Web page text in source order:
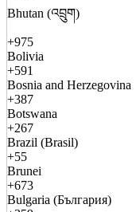
Bhutan (འབྲུག)
+975
Bolivia
+591
Bosnia and Herzegovina
+387
Botswana
+267
Brazil (Brasil)
+55
Brunei
+673
Bulgaria (България)